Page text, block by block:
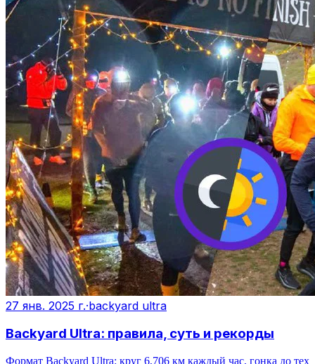
27 янв. 2025 г.·backyard ultra
Backyard Ultra: правила, суть и рекорды
Формат Backyard Ultra: круг 6,706 км каждый час, гонка до тех